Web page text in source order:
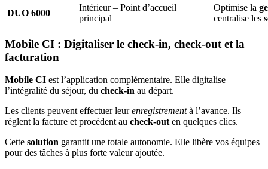
DUO 6000
Intérieur – Point d’accueil
principal
Optimise la
centralise les
Mobile CI : Digitaliser le check-in, check-out et la
facturation
Mobile CI est l’application complémentaire. Elle digitalise
l’intégralité du séjour, du check-in au départ.
Les clients peuvent effectuer leurenregistrementà l’avance. Ils
règlent la facture et procèdent au check-outen quelques clics.
Cette solution garantit une totale autonomie. Elle libère vos équipes
pour des tâches à plus forte valeur ajoutée.